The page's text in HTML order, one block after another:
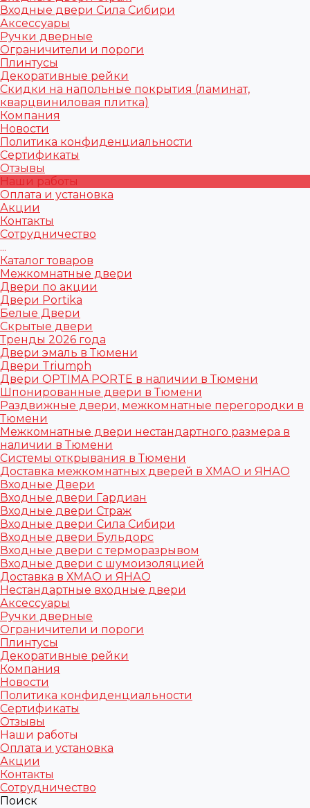
Входные двери Сила Сибири
Аксессуары
Ручки дверные
Ограничители и пороги
Плинтусы
Декоративные рейки
Скидки на напольные покрытия (ламинат,
кварцвиниловая плитка)
Компания
Новости
Политика конфиденциальности
Сертификаты
Отзывы
Наши работы
Оплата и установка
Акции
Контакты
Сотрудничество
...
Каталог товаров
Межкомнатные двери
Двери по акции
Двери Portika
Белые Двери
Скрытые двери
Тренды 2026 года
Двери эмаль в Тюмени
Двери Triumph
Двери OPTIMA PORTE в наличии в Тюмени
Шпонированные двери в Тюмени
Раздвижные двери, межкомнатные перегородки в
Тюмени
Межкомнатные двери нестандартного размера в
наличии в Тюмени
Системы открывания в Тюмени
Доставка межкомнатных дверей в ХМАО и ЯНАО
Входные Двери
Входные двери Гардиан
Входные двери Страж
Входные двери Сила Сибири
Входные двери Бульдорс
Входные двери с терморазрывом
Входные двери с шумоизоляцией
Доставка в ХМАО и ЯНАО
Нестандартные входные двери
Аксессуары
Ручки дверные
Ограничители и пороги
Плинтусы
Декоративные рейки
Компания
Новости
Политика конфиденциальности
Сертификаты
Отзывы
Наши работы
Оплата и установка
Акции
Контакты
Сотрудничество
Поиск